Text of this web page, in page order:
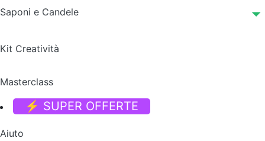
Saponi e Candele
Kit Creatività
Masterclass
⚡ SUPER OFFERTE
Aiuto